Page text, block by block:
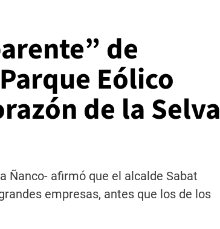
de
Eólico
de la Selva
Ñanco- afirmó que el alcalde Sabat
empresas, antes que los de los